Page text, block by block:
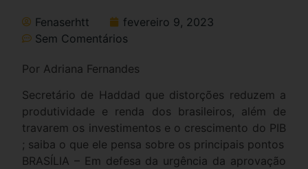
Fenaserhtt
fevereiro 9, 2023
Sem Comentários
Por Adriana Fernandes
Secretário de Haddad que distorções reduzem a
produtividade e renda dos brasileiros, além de
travarem os investimentos e o crescimento do PIB
; saiba o que ele pensa sobre os principais pontos
BRASÍLIA – Em defesa da urgência da aprovação